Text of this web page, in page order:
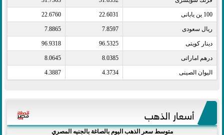
100 ين يابانى​ 22.6031
22.6760
ريال سعودى​ 7.8597
7.8865
دينار كويتى​ 96.5325
96.9318
درهم اماراتى​ 8.0385
8.0645
اليوان الصينى​ 4.3734
4.3887
أسعار الذهب
متوسط سعر الذهب اليوم بالصاغة بالجنيه المصري